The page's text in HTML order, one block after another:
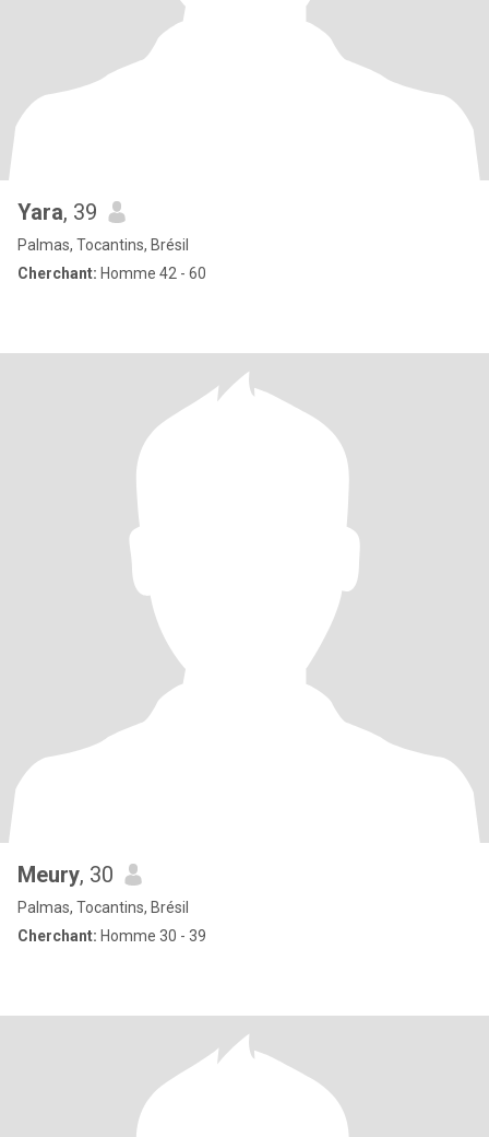
Yara, 39
Palmas, Tocantins, Brésil
Cherchant: Homme 42 - 60
Meury, 30
Palmas, Tocantins, Brésil
Cherchant: Homme 30 - 39